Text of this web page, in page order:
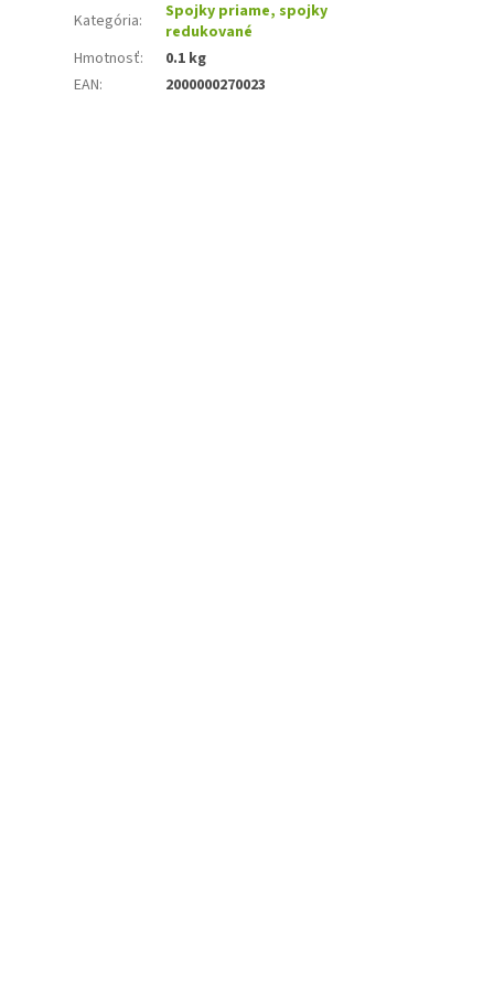
Kategória:
Spojky priame, spojky
redukované
Hmotnosť:
0.1 kg
EAN: 2000000270023